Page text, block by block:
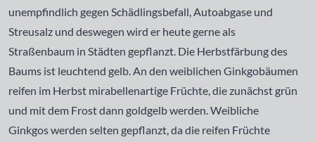
unempfindlich gegen Schädlingsbefall, Autoabgase und
Streusalz und deswegen wird er heute gerne als
Straßenbaum in Städten gepflanzt. Die Herbstfärbung des
Baums ist leuchtend gelb. An den weiblichen Ginkgobäumen
reifen im Herbst mirabellenartige Früchte, die zunächst grün
und mit dem Frost dann goldgelb werden. Weibliche
Ginkgos werden selten gepflanzt, da die reifen Früchte